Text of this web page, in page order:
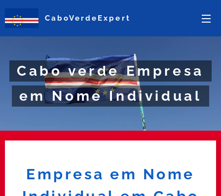
CaboVerdeExpert
Cabo verde Empresa
em Nome Individual
Empresa em Nome